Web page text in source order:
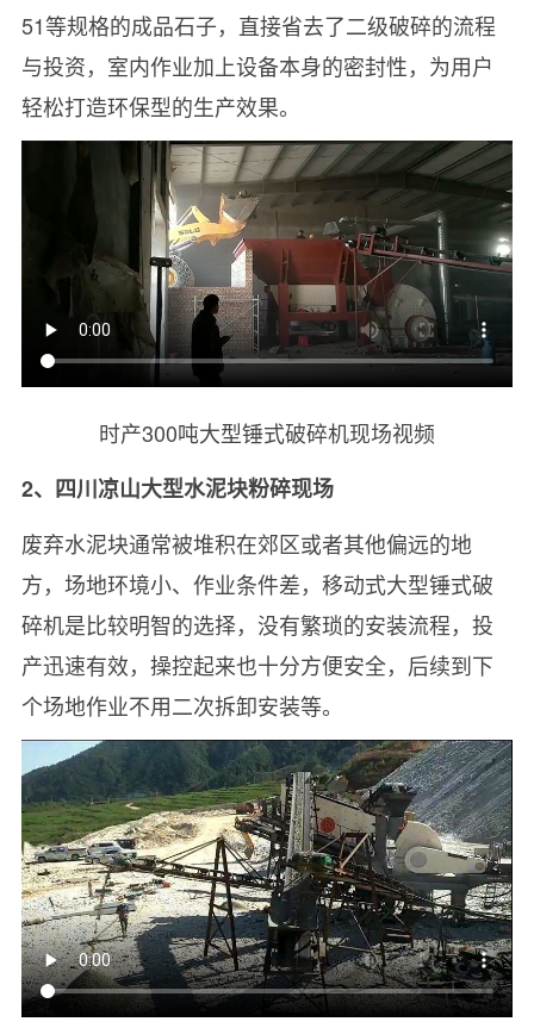
51等规格的成品石子，直接省去了二级破碎的流程
与投资，室内作业加上设备本身的密封性，为用户
轻松打造环保型的生产效果。
时产300吨大型锤式破碎机现场视频
2、四川凉山大型水泥块粉碎现场
废弃水泥块通常被堆积在郊区或者其他偏远的地
方，场地环境小、作业条件差，移动式大型锤式破
碎机是比较明智的选择，没有繁琐的安装流程，投
产迅速有效，操控起来也十分方便安全，后续到下
个场地作业不用二次拆卸安装等。